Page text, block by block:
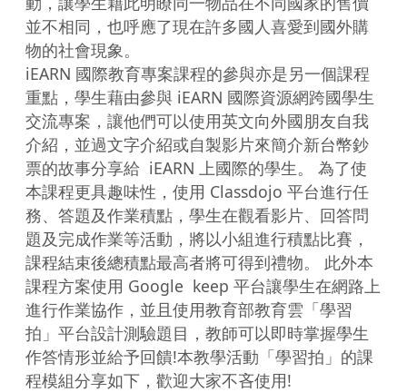
並不相同，也呼應了現在許多國人喜愛到國外購
物的社會現象。
iEARN 國際教育專案課程的參與亦是另一個課程
重點，學生藉由參與 iEARN 國際資源網跨國學生
交流專案，讓他們可以使用英文向外國朋友自我
介紹，並過文字介紹或自製影片來簡介新台幣鈔
票的故事分享給  iEARN 上國際的學生。 為了使
本課程更具趣味性，使用 Classdojo 平台進行任
務、答題及作業積點，學生在觀看影片、回答問
題及完成作業等活動，將以小組進行積點比賽，
課程結束後總積點最高者將可得到禮物。 此外本
課程方案使用 Google  keep 平台讓學生在網路上
進行作業協作，並且使用教育部教育雲「學習
拍」平台設計測驗題目，教師可以即時掌握學生
作答情形並給予回饋!本教學活動「學習拍」的課
程模組分享如下，歡迎大家不吝使用!